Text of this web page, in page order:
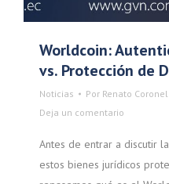
Worldcoin:
vs. Protección de
Noticias Por Renato
Deja un comentario
Antes de entrar a discutir
estos bienes jurídicos